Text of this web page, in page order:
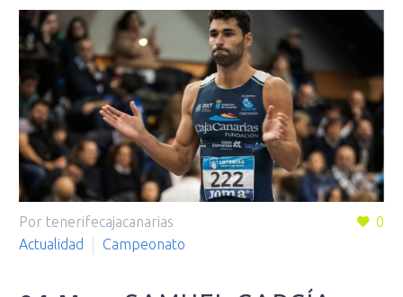
0
Por tenerifecajacanarias
Actualidad
Campeonato